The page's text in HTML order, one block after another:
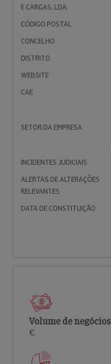
E CARGAS, LDA.
CÓDIGO POSTAL
CONCELHO
DISTRITO
WEBSITE
CAE
SETOR DA EMPRESA
INCIDENTES JUDICIAIS
ALERTAS DE ALTERAÇÕES
RELEVANTES
DATA DE CONSTITUIÇÃO
Volume de negócios
€